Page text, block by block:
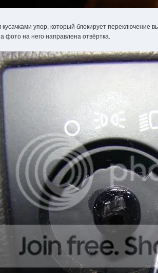
упор, который блокирует переключение
фото на него направлена отвёртка.